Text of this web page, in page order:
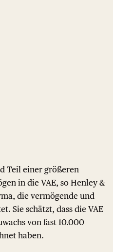
Teil einer größeren
in die VAE, so Henley &
die vermögende und
Sie schätzt, dass die VAE
von fast 10.000
haben.